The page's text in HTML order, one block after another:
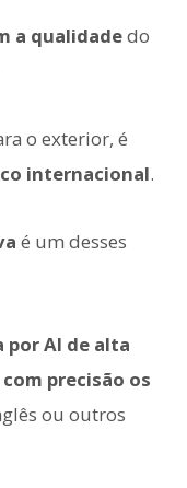
a qualidadedo
o exterior, é
internacional.
é um desses
AI de alta
precisão os
ou outros